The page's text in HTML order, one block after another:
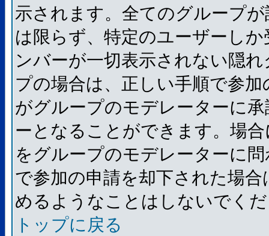
示されます。全てのグループ
は限らず、特定のユーザーし
ンバーが一切表示されない隠
プの場合は、正しい手順で参
がグループのモデレーターに
ーとなることができます。場
をグループのモデレーターに
で参加の申請を却下された場
めるようなことはしないでく
トップに戻る